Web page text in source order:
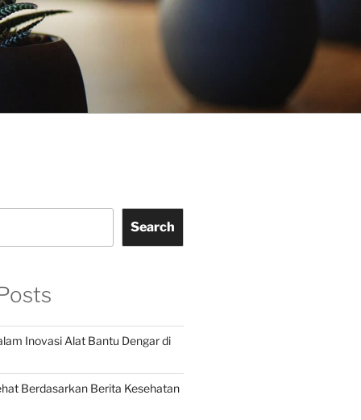
Search
Inovasi Alat Bantu Dengar di
Berdasarkan Berita Kesehatan